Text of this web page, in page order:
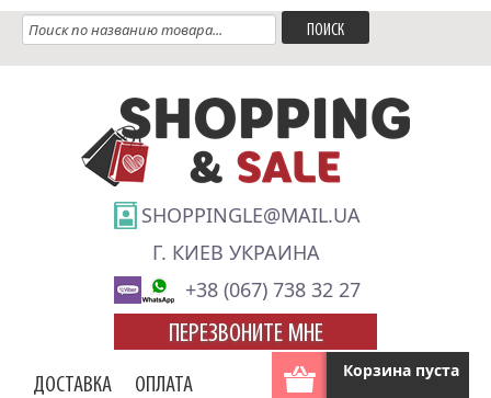
SHOPPINGLE@MAIL.UA
Г. КИЕВ УКРАИНА
+38 (067) 738 32 27
ПЕРЕЗВОНИТЕ МНЕ
Корзина пуста
ДОСТАВКА ОПЛАТА